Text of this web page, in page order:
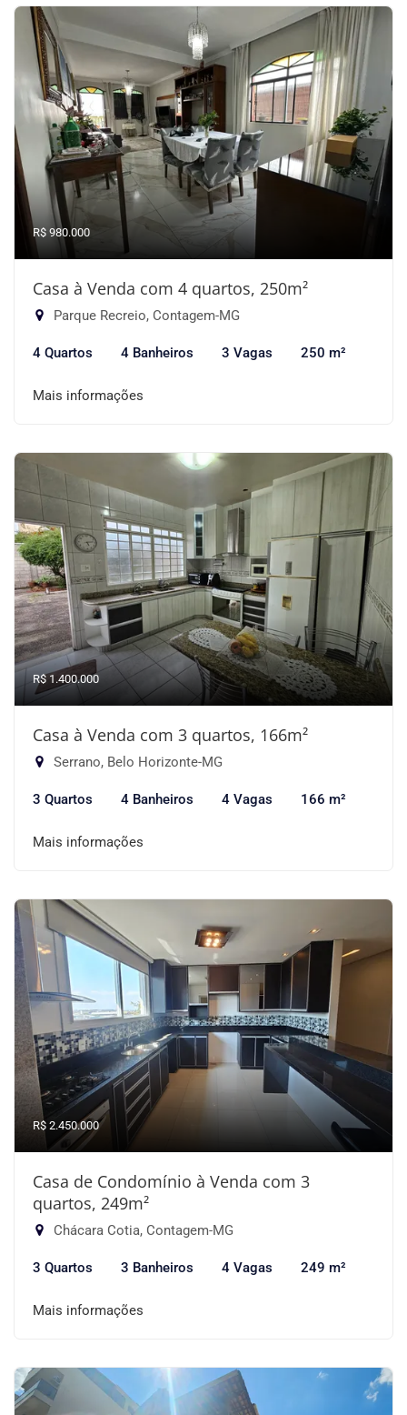
R$ 980.000
Casa à Venda com 4 quartos, 250m²
Parque Recreio, Contagem-MG
4 Quartos 4 Banheiros 3 Vagas 250 m²
Mais informações
R$ 1.400.000
Casa à Venda com 3 quartos, 166m²
Serrano, Belo Horizonte-MG
3 Quartos 4 Banheiros 4 Vagas 166 m²
Mais informações
R$ 2.450.000
Casa de Condomínio à Venda com 3
quartos, 249m²
Chácara Cotia, Contagem-MG
3 Quartos 3 Banheiros 4 Vagas 249 m²
Mais informações